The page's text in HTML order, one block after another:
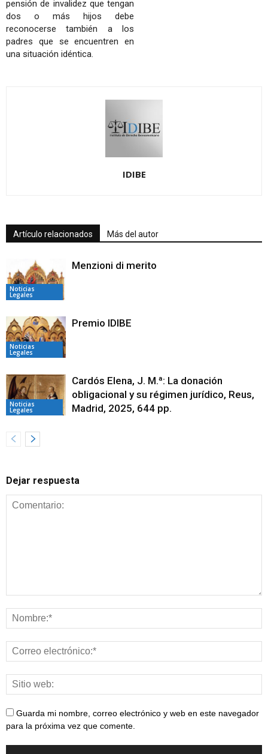
pensión de invalidez que tengan
dos o más hijos debe
reconocerse también a los
padres que se encuentren en
una situación idéntica.
IDIBE
Artículo relacionados Más del autor
Noticias
Legales
Menzioni di merito
Noticias
Legales
Premio IDIBE
Noticias
Legales
Cardós Elena, J. M.ª: La donación
obligacional y su régimen jurídico, Reus,
Madrid, 2025, 644 pp.
Dejar respuesta
Guarda mi nombre, correo electrónico y web en este navegador
para la próxima vez que comente.